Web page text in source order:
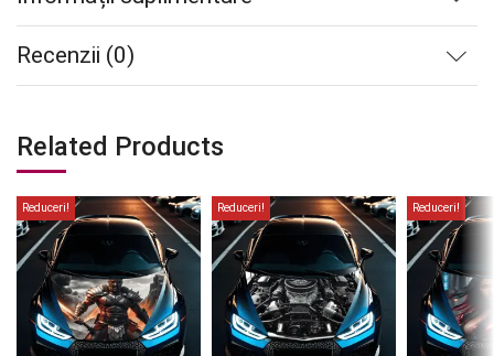
Recenzii (0)
Related Products
Reduceri! Reduceri! Reduceri!